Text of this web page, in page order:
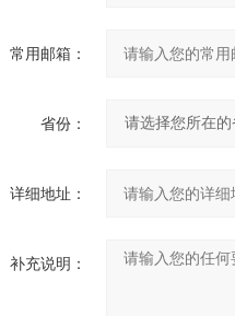
常用邮箱：
省份：
详细地址：
补充说明：